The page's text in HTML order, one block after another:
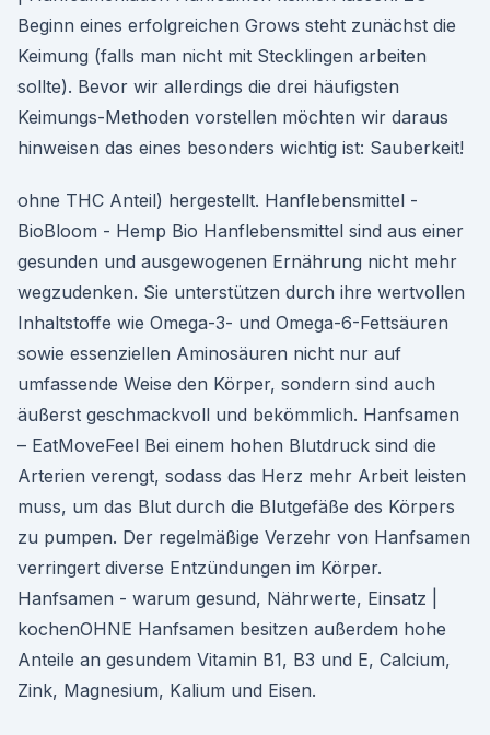
Beginn eines erfolgreichen Grows steht zunächst die
Keimung (falls man nicht mit Stecklingen arbeiten
sollte). Bevor wir allerdings die drei häufigsten
Keimungs-Methoden vorstellen möchten wir daraus
hinweisen das eines besonders wichtig ist: Sauberkeit!
ohne THC Anteil) hergestellt. Hanflebensmittel -
BioBloom - Hemp Bio Hanflebensmittel sind aus einer
gesunden und ausgewogenen Ernährung nicht mehr
wegzudenken. Sie unterstützen durch ihre wertvollen
Inhaltstoffe wie Omega-3- und Omega-6-Fettsäuren
sowie essenziellen Aminosäuren nicht nur auf
umfassende Weise den Körper, sondern sind auch
äußerst geschmackvoll und bekömmlich. Hanfsamen
– EatMoveFeel Bei einem hohen Blutdruck sind die
Arterien verengt, sodass das Herz mehr Arbeit leisten
muss, um das Blut durch die Blutgefäße des Körpers
zu pumpen. Der regelmäßige Verzehr von Hanfsamen
verringert diverse Entzündungen im Körper.
Hanfsamen - warum gesund, Nährwerte, Einsatz |
kochenOHNE Hanfsamen besitzen außerdem hohe
Anteile an gesundem Vitamin B1, B3 und E, Calcium,
Zink, Magnesium, Kalium und Eisen.